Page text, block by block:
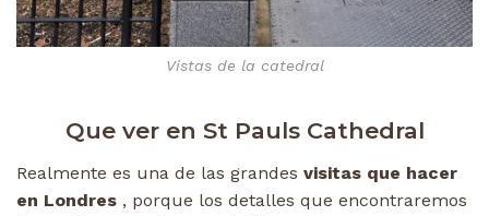
Vistas de la catedral
Que ver en St Pauls Cathedral
Realmente es una de las grandes visitas que hacer
en Londres , porque los detalles que encontraremos